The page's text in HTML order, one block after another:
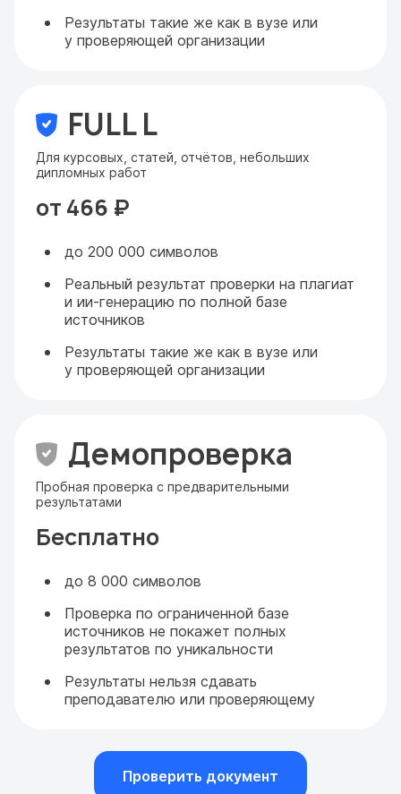
Результаты такие же как в вузе или
у проверяющей организации
FULL L
Для курсовых, статей, отчётов, небольших
дипломных работ
от 466 ₽
до 200 000 символов
Реальный результат проверки на плагиат
и ии-генерацию по полной базе
источников
Результаты такие же как в вузе или
у проверяющей организации
Демопроверка
Пробная проверка с предварительными
результатами
Бесплатно
до 8 000 символов
Проверка по ограниченной базе
источников не покажет полных
результатов по уникальности
Результаты нельзя сдавать
преподавателю или проверяющему
Проверить документ